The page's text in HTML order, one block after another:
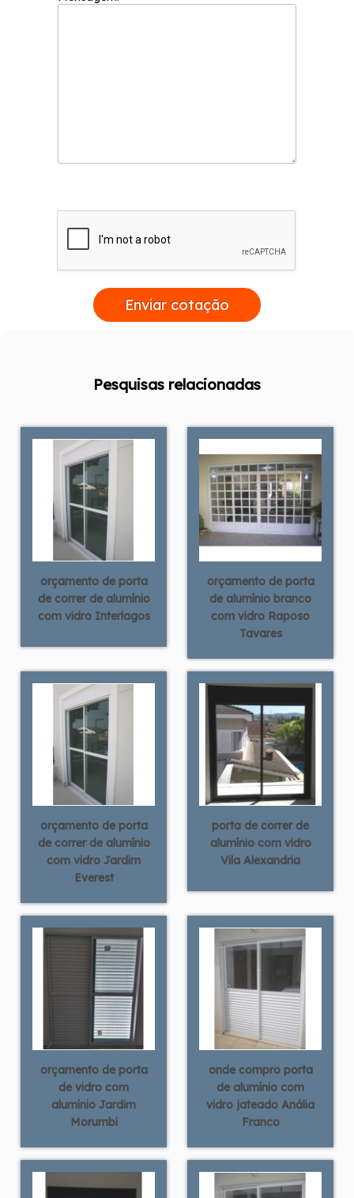
Enviar cotação
Pesquisas relacionadas
orçamento de porta
de correr de alumínio
com vidro Interlagos
orçamento de porta
de alumínio branco
com vidro Raposo
Tavares
orçamento de porta
de correr de alumínio
com vidro Jardim
Everest
porta de correr de
alumínio com vidro
Vila Alexandria
orçamento de porta
de vidro com
alumínio Jardim
Morumbi
onde compro porta
de alumínio com
vidro jateado Anália
Franco